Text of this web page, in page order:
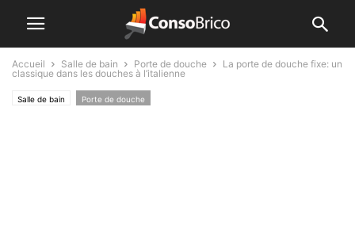
Accueil Salle de bain Porte de douche
La porte de douche fixe: un
classique dans les douches à l’italienne
Salle de bain Porte de douche